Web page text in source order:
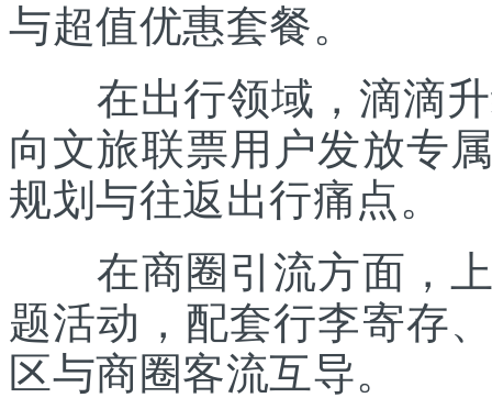
与超值优惠套餐。
在出行领域，滴滴升
向文旅联票用户发放专
规划与往返出行痛点。
在商圈引流方面，上
题活动，配套行李寄存
区与商圈客流互导。